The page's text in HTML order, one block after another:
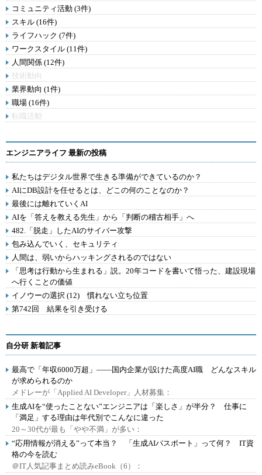
コミュニティ活動 (3件)
スキル (16件)
ライフハック (7件)
ワークスタイル (11件)
人間関係 (12件)
技術動向
業界動向 (1件)
職場 (16件)
転職活動
エンジニアライフ 最新の投稿
私たちはデジタル世界で生きる準備ができているのか？
AIにDB設計を任せるとは、どこの何のことなのか？
最後には離れていくAI
AIを「答えを教える先生」から「判断の稽古相手」へ
482.「脱走」したAIのサイバー攻撃
包み込んでいく、セキュリティ
人間は、弱いからハッキングされるのではない
「思考は行動から生まれる」説。20年コードを書いて悟った、建設現場
へ行くことの価値
イノウーの選択 (12) 慣れない立ち位置
第742回 結果を引き受ける
自分研 新着記事
最高で「年収6000万超」――国内企業が設けた高度AI職 どんなスキル
が求められるのか
メドレーが「Applied AI Developer」人材募集：
生成AIを“使ったことない”エンジニアは「楽しさ」が半分？ 仕事に
「満足」する理由は年代別でこんなに違った
20～30代が最も「やや不満」が多い：
“応用情報が消える”って本当？ 「生成AIパスポート」って何？ IT資
格の今を読む
＠IT人気記事まとめ読みeBook（6）：